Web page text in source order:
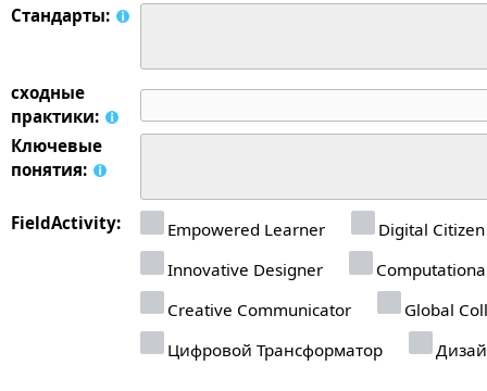
Стандарты:
сходные
практики:
Ключевые
понятия:
FieldActivity: Empowered Learner
Digital Citizen
Innovative Designer
Creative Communicator
Global
Цифровой Трансформатор